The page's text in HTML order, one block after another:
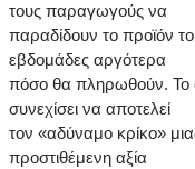
τους παραγωγούς να
παραδίδουν το προϊόν
εβδομάδες αργότερα
πόσο θα πληρωθούν. Το
συνεχίσει να αποτελεί
τον «αδύναμο κρίκο»
προστιθέμενη αξία